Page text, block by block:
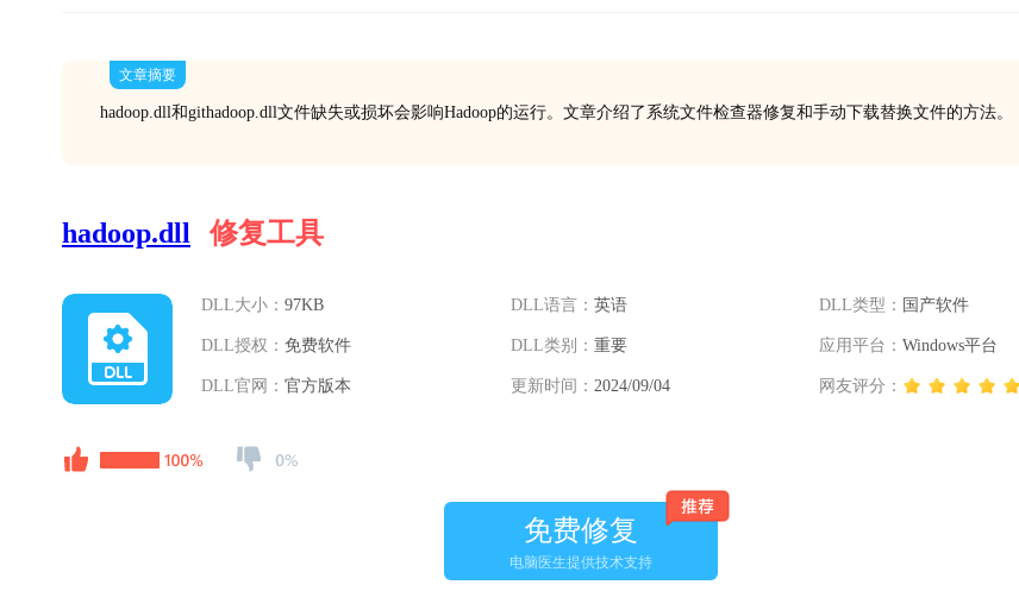
文章摘要
hadoop.dll和githadoop.dll文件缺失或损坏会影响Hadoop的运行。文章介绍了系统文件检查器修复和手动下载替换文件的方法。
hadoop.dll 修复工具
DLL大小： 97KB
DLL授权： 免费软件
DLL官网： 官方版本
DLL语言： 英语
DLL类别： 重要
更新时间： 2024/09/04
DLL类型： 国产软件
应用平台：Windows平台
网友评分：
免费修复
电脑医生提供技术支持